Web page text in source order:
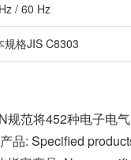
/ 60 Hz
规格JIS C8303
规范将452种电子电
品: Specified